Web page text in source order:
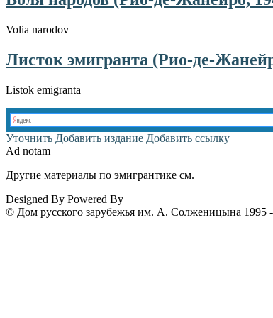
Volia narodov
Листок эмигранта (Рио-де-
Listok emigranta
Уточнить Добавить издание Добавить ссылку
Ad notam
Другие материалы по эмигрантике см.
Designed By Powered By
© Дом русского зарубежья им. А. Солженицына 1995